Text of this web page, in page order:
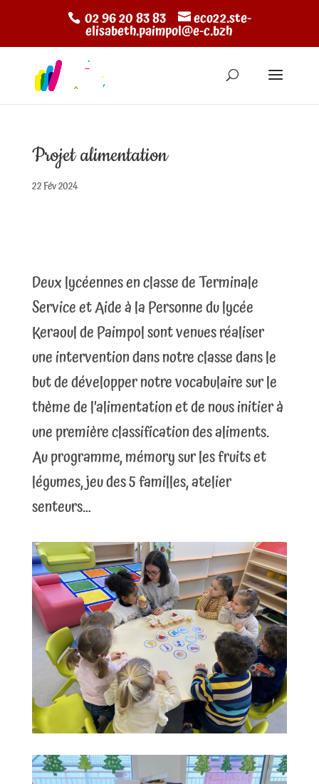
02 96 20 83 83 eco22.ste-
elisabeth.paimpol@e-c.bzh
Projet alimentation
22 Fév 2024
Deux lycéennes en classe de Terminale
Service et Aide à la Personne du lycée
Keraoul de Paimpol sont venues réaliser
une intervention dans notre classe dans le
but de développer notre vocabulaire sur le
thème de l’alimentation et de nous initier à
une première classification des aliments.
Au programme, mémory sur les fruits et
légumes, jeu des 5 familles, atelier
senteurs…